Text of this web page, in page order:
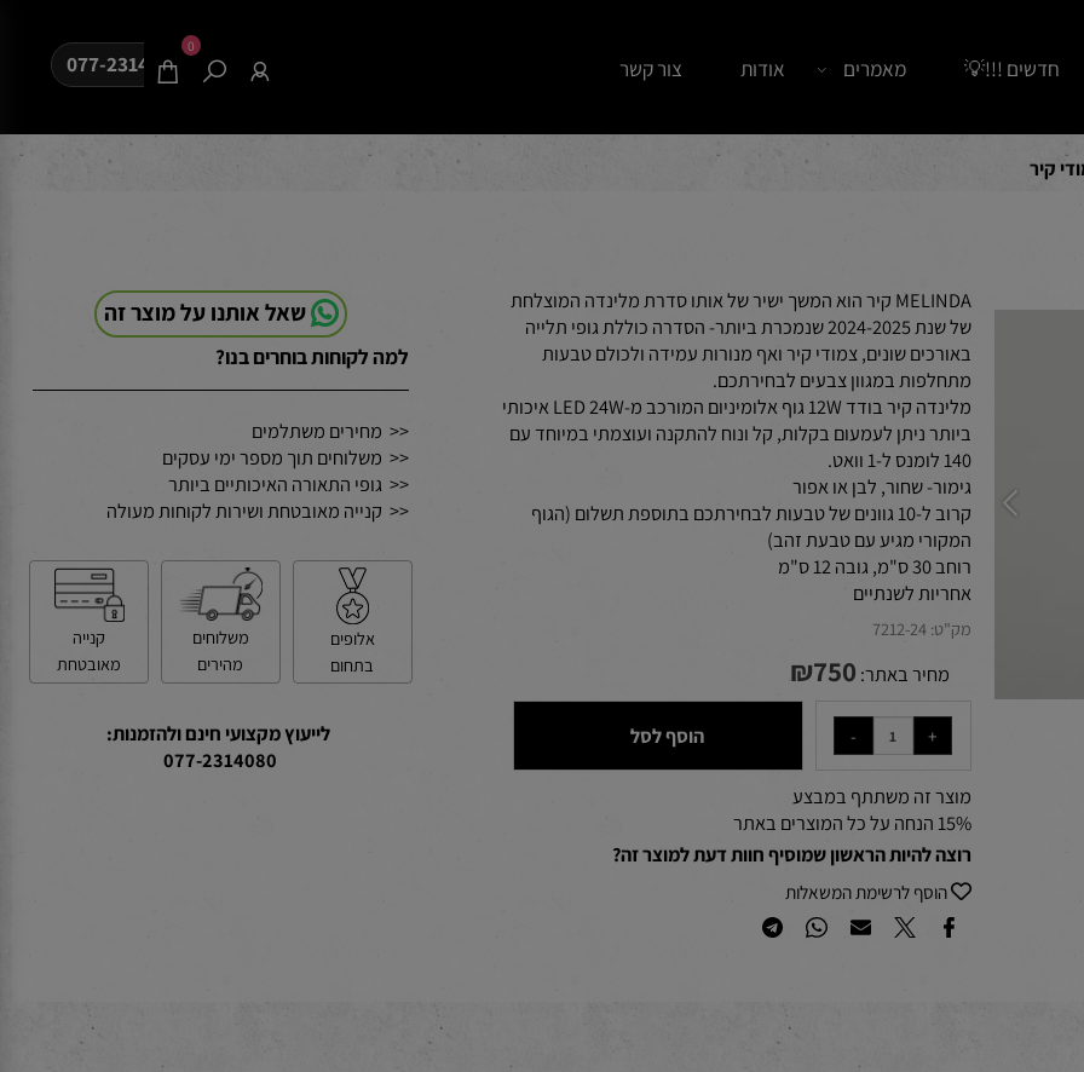
077-2314080
0
!!!💡 מאמרים אודות צור קשר
MELINDA קיר הוא המשך ישיר של אותו סדרת מלינדה המוצלחת
של שנת 2024-2025 שנמכרת ביותר- הסדרה כוללת גופי תלייה
באורכים שונים, צמודי קיר ואף מנורות עמידה ולכולם טבעות
מתחלפות במגוון צבעים לבחירתכם.
מלינדה קיר בודד 12W גוף אלומיניום המורכב מ-LED 24W איכותי
ביותר ניתן לעמעום בקלות, קל ונוח להתקנה ועוצמתי במיוחד עם
גימור- שחור, לבן או אפור
קרוב ל-10 גוונים של טבעות לבחירתכם בתוספת תשלום (הגוף
המקורי מגיע עם טבעת זהב)
רוחב 30 ס"מ, גובה 12 ס"מ
אחריות לשנתיים
הוסף לסל
מוצר זה משתתף במבצע
רוצה להיות הראשון שמוסיף חוות דעת למוצר זה?
הוסף לרשימת המשאלות
שאל אותנו על מוצר זה
למה לקוחות בוחרים בנו?
<< מחירים משתלמים
<< משלוחים תוך מספר ימי עסקים
<< גופי התאורה האיכותיים ביותר
<< קנייה מאובטחת ושירות לקוחות מעולה
אלופים
בתחום
משלוחים
מהירים
קנייה
מאובטחת
לייעוץ מקצועי חינם ולהזמנות: